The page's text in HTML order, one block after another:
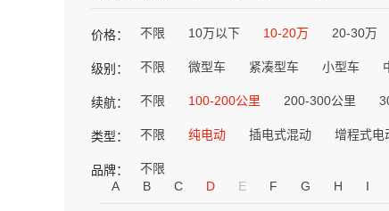
价格： 不限 10万以下 10-20万 20-30万
级别： 不限 微型车 紧凑型车 小型车
续航： 不限 100-200公里 200-300公里
类型： 不限 纯电动 插电式混动 增程式电
品牌：
不限
A
B C D E F G H I